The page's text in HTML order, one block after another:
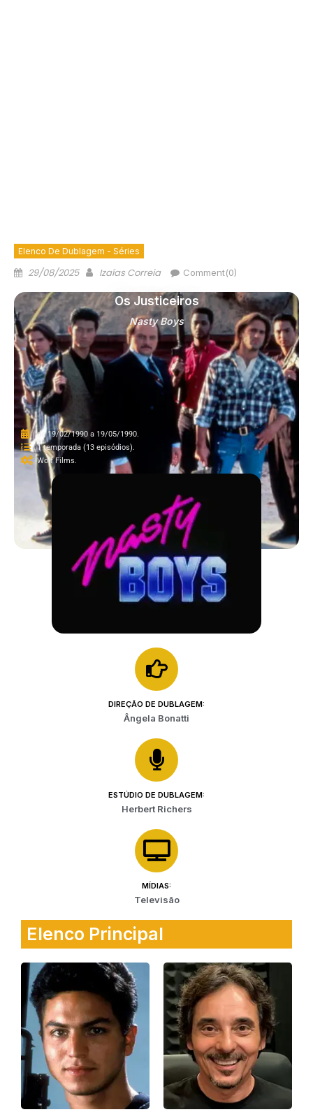
Elenco De Dublagem - Séries
29/08/2025 Izaías Correia Comment(0)
Nasty Boys
Os Justiceiros
de 19/02/1990 a 19/05/1990.
1 temporada (13 episódios).
Wolf Films.
DIREÇÃO DE DUBLAGEM:
Ângela Bonatti
ESTÚDIO DE DUBLAGEM:
Herbert Richers
MÍDIAS:
Televisão
Elenco Principal